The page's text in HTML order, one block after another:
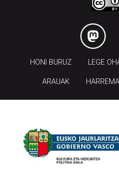
HONI BURUZ LEGE
ARAUAK